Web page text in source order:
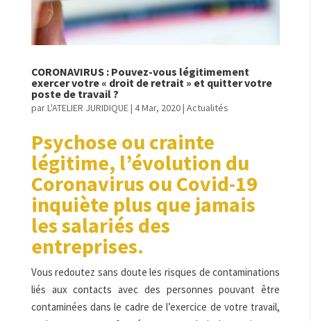
CORONAVIRUS : Pouvez-vous légitimement
exercer votre « droit de retrait » et quitter votre
poste de travail ?
parL'ATELIER JURIDIQUE| 4 Mar, 2020| Actualités
Psychose ou crainte
légitime, l’évolution du
Coronavirus ou Covid-19
inquiète plus que jamais
les salariés des
entreprises.
Vous redoutez sans doute les risques de contaminations
liés aux contacts avec des personnes pouvant être
contaminées dans le cadre de l’exercice de votre travail,